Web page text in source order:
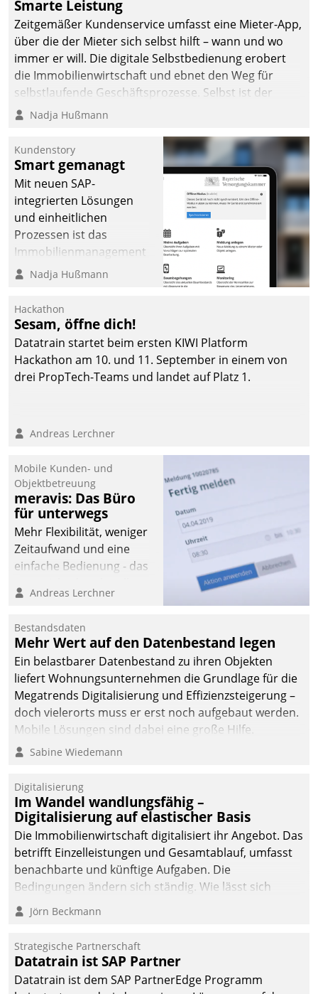
Smarte Leistung
Zeitgemäßer Kundenservice umfasst eine Mieter-App,
über die der Mieter sich selbst hilft – wann und wo
immer er will. Die digitale Selbstbedienung erobert
die Immobilienwirtschaft und ebnet den Weg für
selbstlaufende Geschäftsprozesse. Selbst ist der
Kunde und smart der Serviceanbieter.
Nadja Hußmann
Kundenstory
Smart gemanagt
Mit neuen SAP-
integrierten Lösungen
und einheitlichen
Prozessen ist das
Immobilienmanagement
der Bayerischen
Ressort Kapitalanlage für
künftige Aufgaben und
Herausforderungen
gerüstet.
Nadja Hußmann
Hackathon
Sesam, öffne dich!
Datatrain startet beim ersten KIWI Platform
Hackathon am 10. und 11. September in einem von
drei PropTech-Teams und landet auf Platz 1.
Andreas Lerchner
Mobile Kunden- und
Objektbetreuung
meravis: Das Büro
für unterwegs
Mehr Flexibilität, weniger
Zeitaufwand und eine
einfache Bedienung - das
Cockpit für mobile
Datatrain. Die meravis
Wohnungsbau- und
Immobilien GmbH hat
sich dabei für den Betrieb
der Lösung über die SAP
Cloud Platform
entschieden - als erstes
Unternehmen am
Andreas Lerchner
Bestandsdaten
Mehr Wert auf den Datenbestand legen
Ein belastbarer Datenbestand zu ihren Objekten
liefert Wohnungsunternehmen die Grundlage für die
Megatrends Digitalisierung und Effizienzsteigerung –
doch vielerorts muss er erst noch aufgebaut werden.
Mobile Lösungen sind dabei eine große Hilfe.
Sabine Wiedemann
Digitalisierung
Im Wandel wandlungsfähig –
Digitalisierung auf elastischer Basis
Die Immobilienwirtschaft digitalisiert ihr Angebot. Das
betrifft Einzelleistungen und Gesamtablauf, umfasst
benachbarte und künftige Aufgaben. Die
Bedingungen ändern sich ständig. Wie lässt sich
technisch die Kontrolle wahren und zugleich Freiraum
fürs Wachsen öffnen?
Jörn Beckmann
Strategische Partnerschaft
Datatrain ist SAP Partner
Datatrain ist dem SAP PartnerEdge Programm